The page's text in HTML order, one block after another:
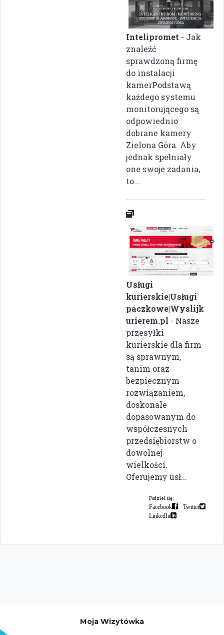
Intelipromet - Jak
znaleźć
sprawdzoną firmę
do instalacji
kamerPodstawą
każdego systemu
monitorującego są
odpowiednio
dobrane kamery
Zielona Góra. Aby
jednak spełniały
one swoje zadania,
to...
Usługi
kurierskie|Usługi
paczkowe|Wyslijk
urierem.pl - Nasze
przesyłki
kurierskie dla firm
są sprawnym,
tanim oraz
bezpiecznym
rozwiązaniem,
doskonale
dopasowanym do
współczesnych
przedsiębiorstw o
dowolnej
wielkości.
Oferujemy usł...
Podziel się:
Facebook
Twitter
LinkedIn
Moja Wizytówka